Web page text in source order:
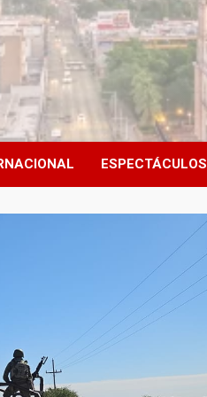
ESPECTÁCULOS